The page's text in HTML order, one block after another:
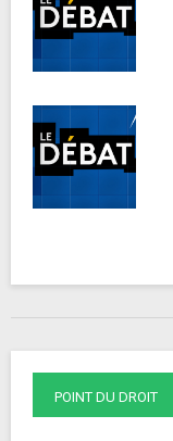
POINT DU DROIT